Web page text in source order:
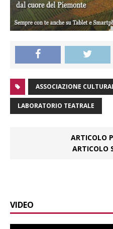
ASSOCIAZIONE
LABORATORIO TEATRALE
ARTICOLO
ARTICOLO
VIDEO